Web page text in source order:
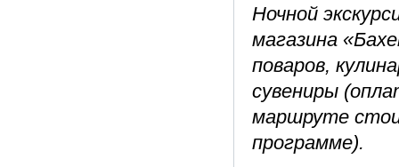
Ночной
магазина
поваров,
сувениры
маршруте
программе).